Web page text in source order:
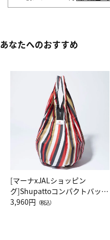
あなたへのおすすめ
[マーナxJALショッピン
グ]Shupattoコンパクトバッグ
Drop JAL客室乗務員（LC）ス
3,960円 （税込）